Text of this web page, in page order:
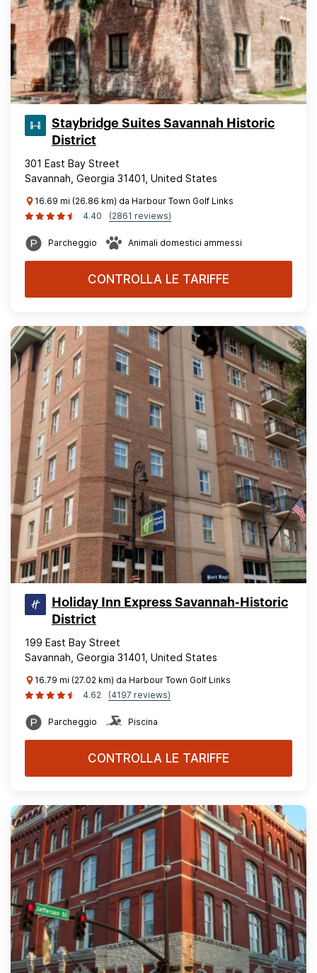
Staybridge Suites Savannah Historic
District
301 East Bay Street
Savannah, Georgia 31401, United States
16.69 mi (26.86 km) da Harbour Town Golf Links
4.40
(2861 reviews)
Parcheggio Animali domestici ammessi
CONTROLLA LE TARIFFE
Holiday Inn Express Savannah-Historic
District
199 East Bay Street
Savannah, Georgia 31401, United States
16.79 mi (27.02 km) da Harbour Town Golf Links
4.62
(4197 reviews)
Parcheggio Piscina
CONTROLLA LE TARIFFE